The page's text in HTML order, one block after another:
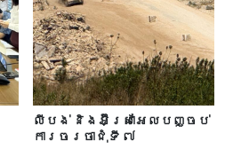
លីបង់ និងអ៊ីស្រាអែលបញ្ចប់
ការចរចាជុំទី ៧​